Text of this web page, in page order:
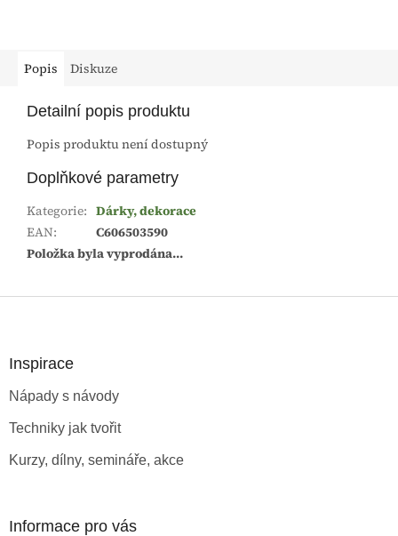
Popis Diskuze
Detailní popis produktu
Popis produktu není dostupný
Doplňkové parametry
Kategorie: Dárky, dekorace
EAN:
C606503590
Položka byla vyprodána…
Inspirace
Nápady s návody
Techniky jak tvořit
Kurzy, dílny, semináře, akce
Informace pro vás